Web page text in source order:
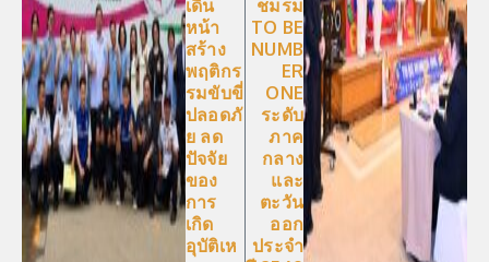
เดิน
หน้า
สร้าง
พฤติกร
รมขับขี่
ปลอดภั
ย ลด
ปัจจัย
ของ
การ
เกิด
อุบัติเห
ชมรม
TO BE
NUMB
ER
ONE
ระดับ
ภาค
กลาง
และ
ตะวัน
ออก
ประจำ